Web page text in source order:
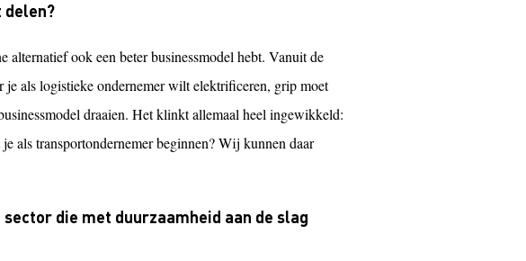
delen?
alternatief ook een beter businessmodel hebt. Vanuit de
als logistieke ondernemer wilt elektrificeren, grip moet
draaien. Het klinkt allemaal heel ingewikkeld:
als transportondernemer beginnen? Wij kunnen daar
die met duurzaamheid aan de slag